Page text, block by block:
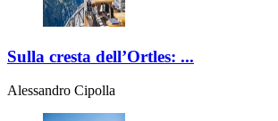
Sulla cresta dell’Ortles: ...
Alessandro Cipolla